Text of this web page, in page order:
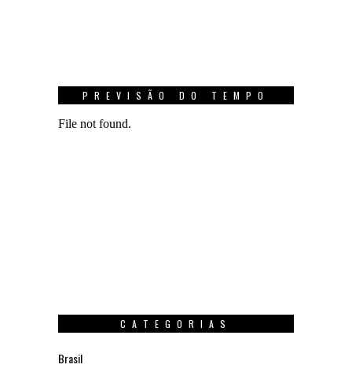
PREVISÃO DO TEMPO
CATEGORIAS
Brasil